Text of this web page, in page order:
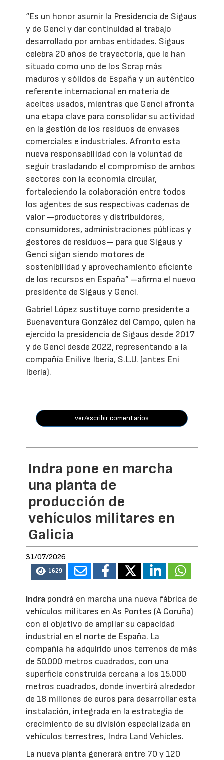
“Es un honor asumir la Presidencia de Sigaus
y de Genci y dar continuidad al trabajo
desarrollado por ambas entidades. Sigaus
celebra 20 años de trayectoria, que le han
situado como uno de los Scrap más
maduros y sólidos de España y un auténtico
referente internacional en materia de
aceites usados, mientras que Genci afronta
una etapa clave para consolidar su actividad
en la gestión de los residuos de envases
comerciales e industriales. Afronto esta
nueva responsabilidad con la voluntad de
seguir trasladando el compromiso de ambos
sectores con la economía circular,
fortaleciendo la colaboración entre todos
los agentes de sus respectivas cadenas de
valor —productores y distribuidores,
consumidores, administraciones públicas y
gestores de residuos— para que Sigaus y
Genci sigan siendo motores de
sostenibilidad y aprovechamiento eficiente
de los recursos en España” –afirma el nuevo
presidente de Sigaus y Genci.
Gabriel López sustituye como presidente a
Buenaventura González del Campo, quien ha
ejercido la presidencia de Sigaus desde 2017
y de Genci desde 2022, representando a la
compañía Enilive Iberia, S.L.U. (antes Eni
Iberia).
ver/escribir comentarios
Indra pone en marcha
una planta de
producción de
vehículos militares en
Galicia
31/07/2026
1629
Indra pondrá en marcha una nueva fábrica de
vehículos militares en As Pontes (A Coruña)
con el objetivo de ampliar su capacidad
industrial en el norte de España. La
compañía ha adquirido unos terrenos de más
de 50.000 metros cuadrados, con una
superficie construida cercana a los 15.000
metros cuadrados, donde invertirá alrededor
de 18 millones de euros para desarrollar esta
instalación, integrada en la estrategia de
crecimiento de su división especializada en
vehículos terrestres, Indra Land Vehicles.
La nueva planta generará entre 70 y 120